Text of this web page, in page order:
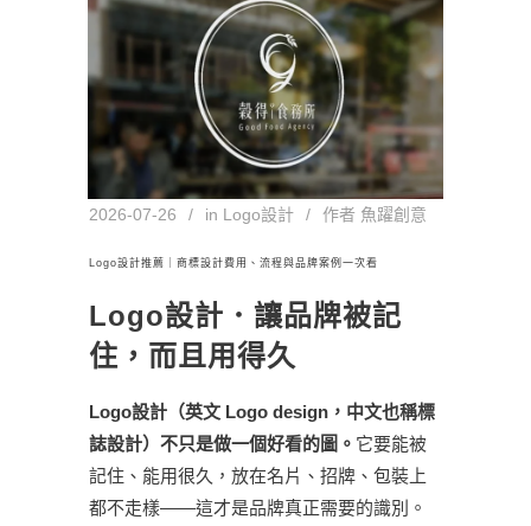
2026-07-26 in Logo設計 作者 魚躍創意
Logo設計推薦｜商標設計費用、流程與品牌案例一次看
Logo設計．讓品牌被記
住，而且用得久
Logo設計（英文 Logo design，中文也稱標
誌設計）不只是做一個好看的圖。 它要能被
記住、能用很久，放在名片、招牌、包裝上
都不走樣——這才是品牌真正需要的識別。